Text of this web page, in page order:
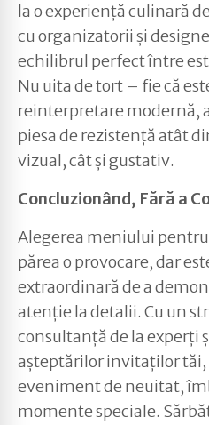
la o experiență culinară
cu organizatorii și
echilibrul perfect între
Nu uita de tort – fie că
reinterpretare modernă,
piesa de rezistență atât
vizual, cât și gustativ.
Concluzionând, Fără a
Alegerea meniului
părea o provocare, dar
extraordinară de a
atenție la detalii. Cu un
consultanță de la experți
așteptărilor invitaților tăi,
eveniment de neuitat,
momente speciale.